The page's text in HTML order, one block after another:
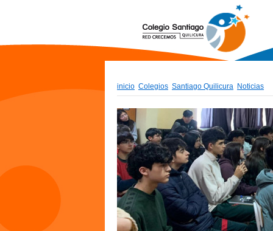
inicio Colegios Santiago Quilicura Noticias